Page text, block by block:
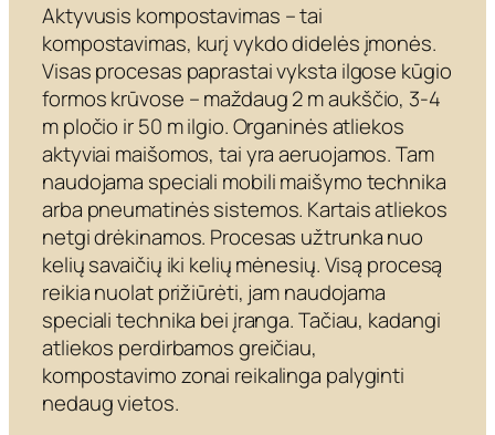
Aktyvusis kompostavimas – tai
kompostavimas, kurį vykdo didelės įmonės.
Visas procesas paprastai vyksta ilgose kūgio
formos krūvose – maždaug 2 m aukščio, 3-4
m pločio ir 50 m ilgio. Organinės atliekos
aktyviai maišomos, tai yra aeruojamos. Tam
naudojama speciali mobili maišymo technika
arba pneumatinės sistemos. Kartais atliekos
netgi drėkinamos. Procesas užtrunka nuo
kelių savaičių iki kelių mėnesių. Visą procesą
reikia nuolat prižiūrėti, jam naudojama
speciali technika bei įranga. Tačiau, kadangi
atliekos perdirbamos greičiau,
kompostavimo zonai reikalinga palyginti
nedaug vietos.